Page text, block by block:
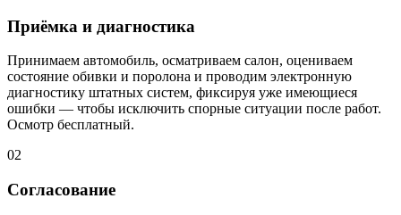
Приёмка и диагностика
Принимаем автомобиль, осматриваем салон, оцениваем
состояние обивки и поролона и проводим электронную
диагностику штатных систем, фиксируя уже имеющиеся
ошибки — чтобы исключить спорные ситуации после работ.
Осмотр бесплатный.
02
Согласование